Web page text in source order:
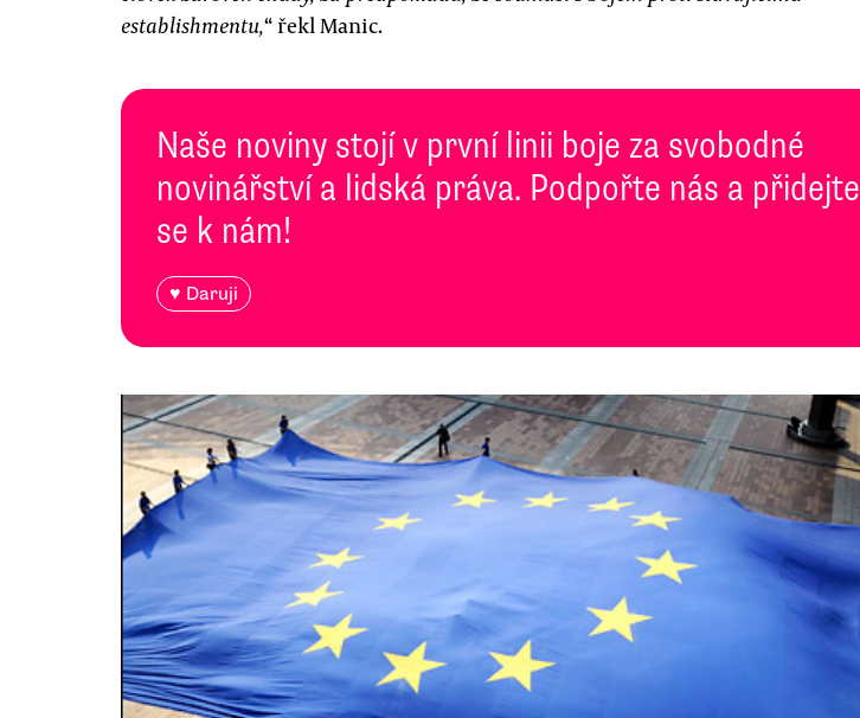
establishmentu,“ řekl Manic.
Naše noviny stojí v první linii boje za svobodné
novinářství a lidská práva. Podpořte nás a přidejte
se k nám!
♥ Daruji